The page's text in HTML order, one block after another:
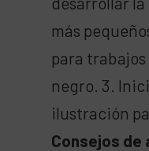
más
para
negro. 3.
ilustración
Consejos de